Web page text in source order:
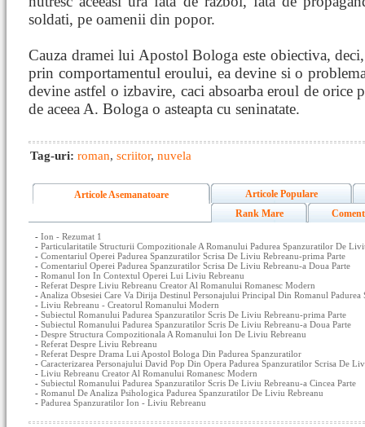
soldati, pe oamenii din popor.
Cauza dramei lui Apostol Bologa este obiectiva,
prin comportamentul eroului, ea devine si o
devine astfel o izbavire, caci absoarba eroul de orice
de aceea A. Bologa o asteapta cu seninatate.
Tag-uri: roman, scriitor, nuvela
Articole Asemanatoare
Articole Populare
Rank Mare
- Ion - Rezumat 1
- Particularitatile Structurii Compozitionale A Romanului Padurea Spanzuratilor De
- Comentariul Operei Padurea Spanzuratilor Scrisa De Liviu Rebreanu-prima Parte
- Comentariul Operei Padurea Spanzuratilor Scrisa De Liviu Rebreanu-a Doua Parte
- Romanul Ion In Contextul Operei Lui Liviu Rebreanu
- Referat Despre Liviu Rebreanu Creator Al Romanului Romanesc Modern
- Analiza Obsesiei Care Va Dirija Destinul Personajului Principal Din Romanul
- Liviu Rebreanu - Creatorul Romanului Modern
- Subiectul Romanului Padurea Spanzuratilor Scris De Liviu Rebreanu-prima Parte
- Subiectul Romanului Padurea Spanzuratilor Scris De Liviu Rebreanu-a Doua Parte
- Despre Structura Compozitionala A Romanului Ion De Liviu Rebreanu
- Referat Despre Liviu Rebreanu
- Referat Despre Drama Lui Apostol Bologa Din Padurea Spanzuratilor
- Caracterizarea Personajului David Pop Din Opera Padurea Spanzuratilor Scrisa De
- Liviu Rebreanu Creator Al Romanului Romanesc Modern
- Subiectul Romanului Padurea Spanzuratilor Scris De Liviu Rebreanu-a Cincea Parte
- Romanul De Analiza Psihologica Padurea Spanzuratilor De Liviu Rebreanu
- Padurea Spanzuratilor Ion - Liviu Rebreanu